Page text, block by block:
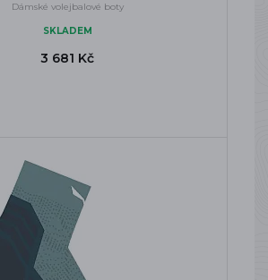
Dámské volejbalové boty
SKLADEM
3 681 Kč